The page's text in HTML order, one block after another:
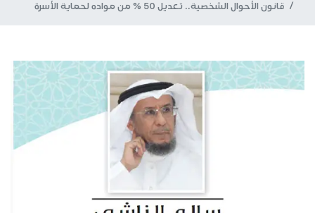
قانون الأحوال الشخصية.. تعديل 50 ٪ من مواده لحماية الأسرة